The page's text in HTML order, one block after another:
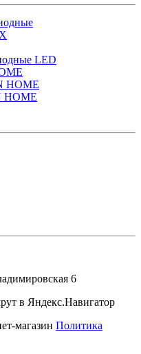
LED
HOME
HOME
6
в Яндекс.Навигатор
магазин Политика